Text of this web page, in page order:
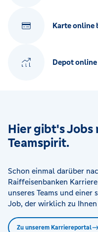
Karte online
Depot
Hier gibt's Jobs
Teamspirit.
Schon einmal darüber
Raiffeisenbanken
unseres Teams und
Job, der wirklich zu Ihnen
Zu unserem Karriereportal